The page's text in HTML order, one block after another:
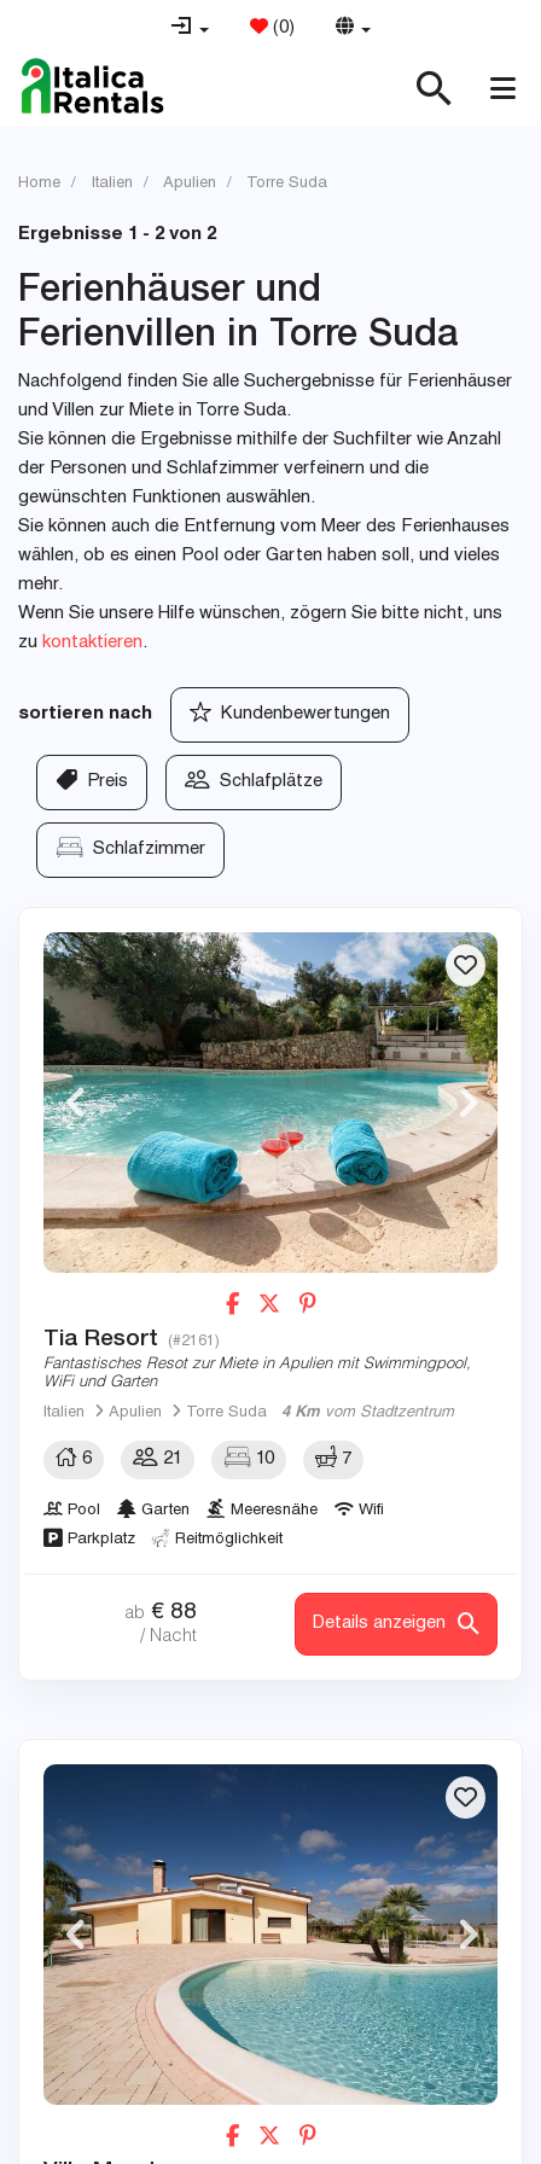
(0)
Home Italien Apulien Torre Suda
Ergebnisse 1 - 2 von 2
Ferienhäuser und
Ferienvillen in Torre Suda
Nachfolgend finden Sie alle Suchergebnisse für Ferienhäuser
und Villen zur Miete in Torre Suda.
Sie können die Ergebnisse mithilfe der Suchfilter wie Anzahl
der Personen und Schlafzimmer verfeinern und die
gewünschten Funktionen auswählen.
Sie können auch die Entfernung vom Meer des Ferienhauses
wählen, ob es einen Pool oder Garten haben soll, und vieles
mehr.
Wenn Sie unsere Hilfe wünschen, zögern Sie bitte nicht, uns
zu kontaktieren.
sortieren nach Kundenbewertungen
Preis Schlafplätze
Schlafzimmer
Tia Resort (#2161)
Fantastisches Resot zur Miete in Apulien mit Swimmingpool,
WiFi und Garten
Italien
Apulien Torre Suda 4 Km vom Stadtzentrum
6 21 10 7
Pool Garten Meeresnähe
Wifi
Parkplatz
Reitmöglichkeit
ab € 88
/ Nacht
Details anzeigen